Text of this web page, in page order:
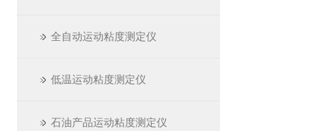
全自动运动粘度测定仪
低温运动粘度测定仪
石油产品运动粘度测定仪